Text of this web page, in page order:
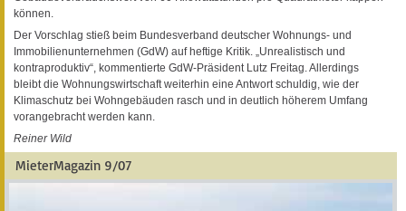
können.
Der Vorschlag stieß beim Bundesverband deutscher Wohnungs- und
Immobilienunternehmen (GdW) auf heftige Kritik. „Unrealistisch und
kontraproduktiv“, kommentierte GdW-Präsident Lutz Freitag. Allerdings
bleibt die Wohnungswirtschaft weiterhin eine Antwort schuldig, wie der
Klimaschutz bei Wohngebäuden rasch und in deutlich höherem Umfang
vorangebracht werden kann.
Reiner Wild
MieterMagazin 9/07